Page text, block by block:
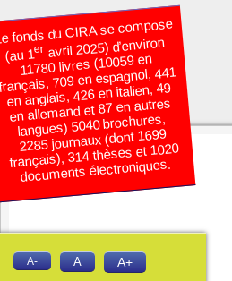
fonds du CIRA se compose
(au 1eravril 2025) d’environ
11780 livres (10059 en
709 en espagnol, 441
en anglais, 426 en italien, 49
en allemand et 87 en autres
langues) 5040 brochures,
2285 journaux (dont 1699
français), 314 thèses et 1020
documents électroniques.
A- A A+